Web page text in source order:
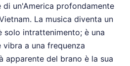
un'America profondamente
La musica diventa un
solo intrattenimento; è una
a una frequenza
apparente del brano è la sua